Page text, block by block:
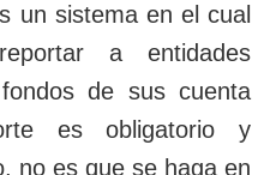
un sistema en el cual
a entidades
de sus cuenta
es obligatorio y
no es que se haga en